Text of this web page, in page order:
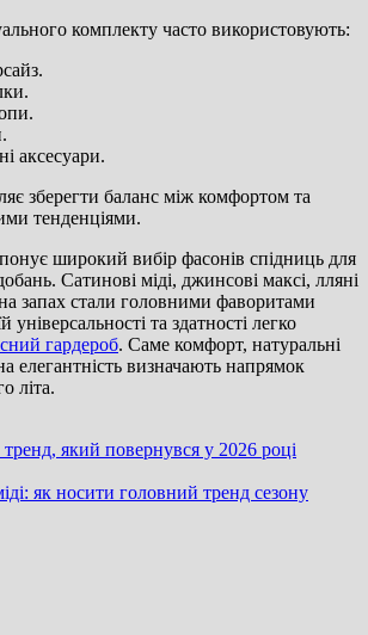
комплекту часто використовують:
аксесуари.
зберегти баланс між комфортом та
тенденціями.
широкий вибір фасонів спідниць для
Сатинові міді, джинсові максі, лляні
запах стали головними фаворитами
універсальності та здатності легко
гардероб. Саме комфорт, натуральні
елегантність визначають напрямок
літа.
який повернувся у 2026 році
як носити головний тренд сезону